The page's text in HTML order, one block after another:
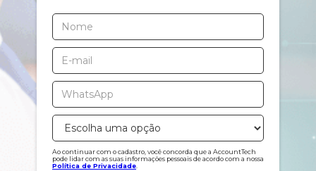
Ao continuar com o cadastro, você concorda que a AccountTech
pode lidar com as suas informações pessoais de acordo com a nossa
Política de Privacidade